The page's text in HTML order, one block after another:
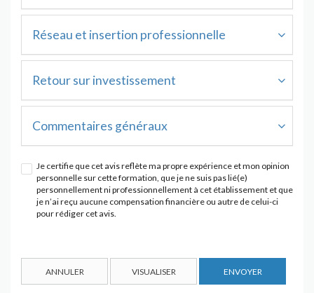
Réseau et insertion professionnelle
Retour sur investissement
Commentaires généraux
Je certifie que cet avis reflète ma propre expérience et mon opinion
personnelle sur cette formation, que je ne suis pas lié(e)
personnellement ni professionnellement à cet établissement et que
je n’ai reçu aucune compensation financière ou autre de celui-ci
pour rédiger cet avis.
ANNULER VISUALISER ENVOYER